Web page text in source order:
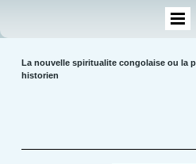
La nouvelle spiritualite congolaise ou la
historien